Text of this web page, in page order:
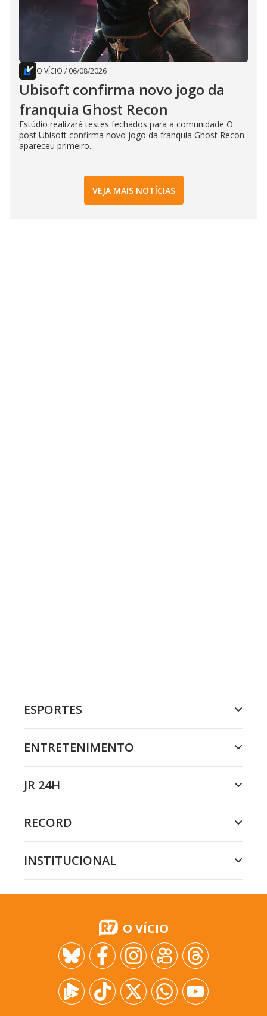
O VÍCIO / 06/08/2026
Ubisoft confirma novo jogo da
franquia Ghost Recon
Estúdio realizará testes fechados para a comunidade O
post Ubisoft confirma novo jogo da franquia Ghost Recon
apareceu primeiro...
VEJA MAIS NOTÍCIAS
ESPORTES
ENTRETENIMENTO
JR 24H
RECORD
INSTITUCIONAL
O VÍCIO